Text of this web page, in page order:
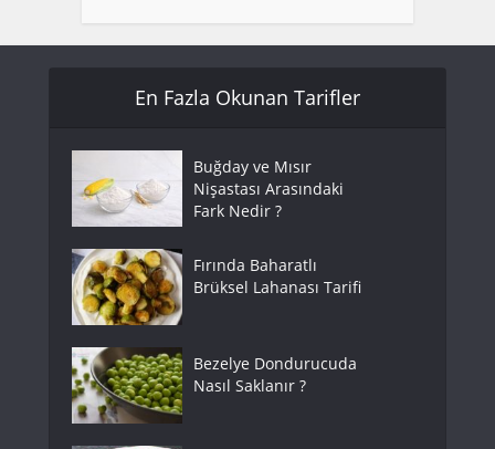
En Fazla Okunan Tarifler
Buğday ve Mısır
Nişastası Arasındaki
Fark Nedir ?
Fırında Baharatlı
Brüksel Lahanası Tarifi
Bezelye Dondurucuda
Nasıl Saklanır ?